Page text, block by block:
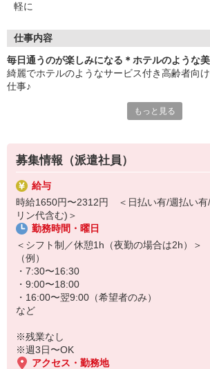
軽に
仕事内容
毎日通うのが楽しみになる＊ホテルのような
綺麗でホテルのようなサービス付き高齢者向
仕事♪
・施設内やお部屋の簡単なお掃除
・お話し相手やレクリエーションのサポート
など
いつも清潔に保たれた美しい館内は、一歩足
筋が伸び、温かい気持ちで1日をスタートでき
毎日入居者さんとお話をするので、カフェや
経験がある方は、培ったスキルを大いに活か
もっと見る
募集情報（派遣社員）
給与
時給1650円〜2312円 ＜日払い有/週払い有
リン代含む)＞
勤務時間・曜日
＜シフト制／休憩1h（夜勤の場合は2h）＞
（例）
・7:30〜16:30
・9:00〜18:00
・16:00〜翌9:00（希望者のみ）
など
※残業なし
※週3日〜OK
アクセス・勤務地